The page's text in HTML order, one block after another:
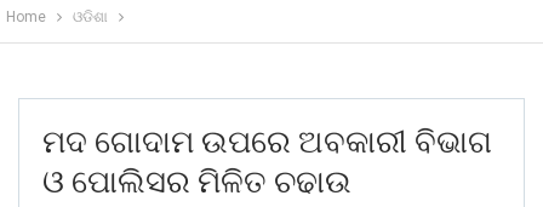
Home ଓଡିଶା
ମଦ ଗୋଦାମ ଉପରେ ଅବକାରୀ ବିଭାଗ
ଓ ପୋଲିସର ମିଳିତ ଚଢାଉ